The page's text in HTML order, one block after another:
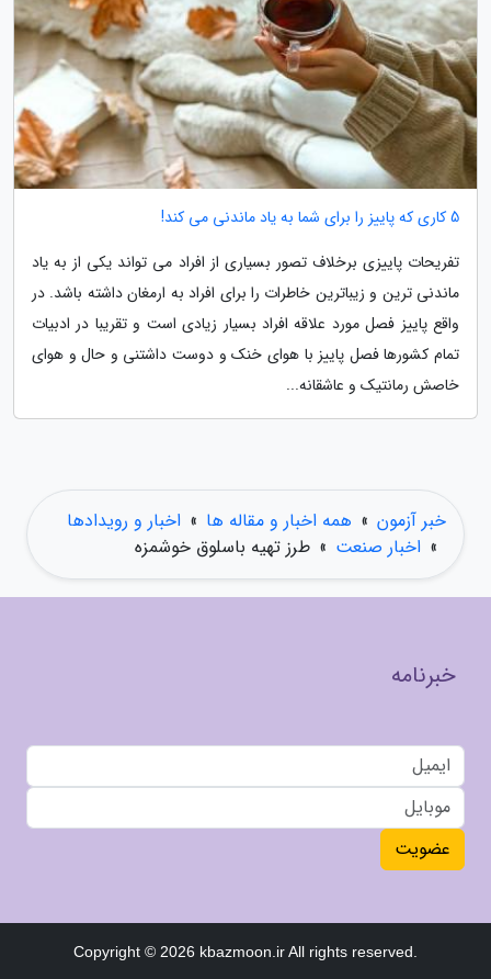
5 کاری که پاییز را برای شما به یاد ماندنی می کند!
تفریحات پاییزی برخلاف تصور بسیاری از افراد می تواند یکی از به یاد
ماندنی ترین و زیباترین خاطرات را برای افراد به ارمغان داشته باشد. در
واقع پاییز فصل مورد علاقه افراد بسیار زیادی است و تقریبا در ادبیات
تمام کشورها فصل پاییز با هوای خنک و دوست داشتنی و حال و هوای
خاصش رمانتیک و عاشقانه...
خبر آزمون » همه اخبار و مقاله ها » اخبار و رویدادها
» اخبار صنعت » طرز تهیه باسلوق خوشمزه
خبرنامه
عضویت
Copyright © 2026 kbazmoon.ir All rights reserved.